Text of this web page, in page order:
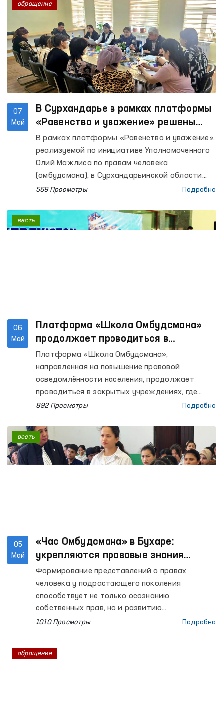
07
Май
В Сурхандарье в рамках платформы
«Равенство и уважение» решены
обращения женщин
В рамках платформы «Равенство и уважение»,
реализуемой по инициативе Уполномоченного
Олий Мажлиса по правам человека
(омбудсмана), в Сурхандарьинской области
проведён открытый диалог с женщинами,
569 Просмотры Подробно
обращение
06
Май
Платформа «Школа Омбудсмана»
продолжает проводиться в
закрытых учреждениях, где
содержатся лица с ограниченной
свободой передвижения
Платформа «Школа Омбудсмана»,
направленная на повышение правовой
осведомлённости населения, продолжает
проводиться в закрытых учреждениях, где
содержатся лица с ограниченной свободой
892 Просмотры Подробно
весть
05
Май
«Час Омбудсмана» в Бухаре:
укрепляются правовые знания
учащихся
Формирование представлений о правах
человека у подрастающего поколения
способствует не только осознанию
собственных прав, но и развитию
уважительного отношения к правам
системной основе внедряются занятия «Час
1010 Просмотры Подробно
весть
обращение